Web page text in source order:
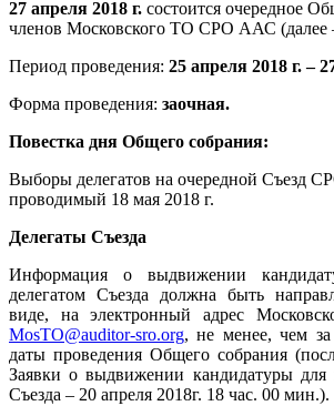
27 апреля 2018 г. состоится очередное
членов Московского ТО СРО ААС (далее
Период проведения: 25 апреля 2018 г. –
Форма проведения: заочная.
Повестка дня Общего собрания:
Выборы делегатов на очередной Съезд
проводимый 18 мая 2018 г.
Делегаты Съезда
Информация о выдвижении
делегатом Съезда должна быть
виде, на электронный адрес
MosTO@auditor-sro.org, не менее, чем
даты проведения Общего собрания
Заявки о выдвижении кандидатуры для
Съезда – 20 апреля 2018г. 18 час. 00 мин.).